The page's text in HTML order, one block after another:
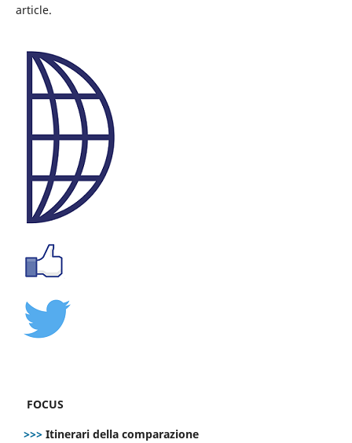
article.
FOCUS
>>> Itinerari della comparazione